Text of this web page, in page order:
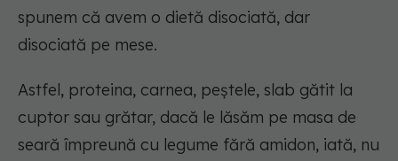
spunem că avem o dietă disociată, dar
disociată pe mese.
Astfel, proteina, carnea, peștele, slab gătit la
cuptor sau grătar, dacă le lăsăm pe masa de
seară împreună cu legume fără amidon, iată, nu